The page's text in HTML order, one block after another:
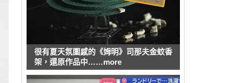
很有夏天氛圍感的《姆明》司那夫金蚊香
架，還原作品中……more